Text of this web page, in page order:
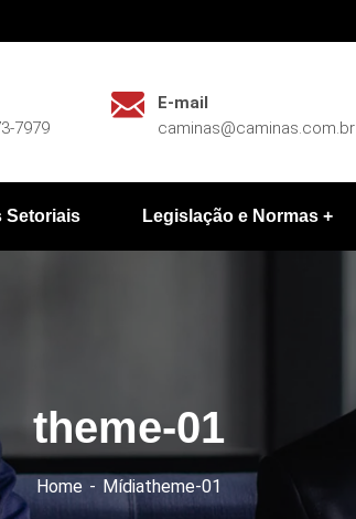
7979
E-mail
caminas@caminas.com.br
Setoriais Legislação e Normas
theme-01
Home Mídiatheme-01